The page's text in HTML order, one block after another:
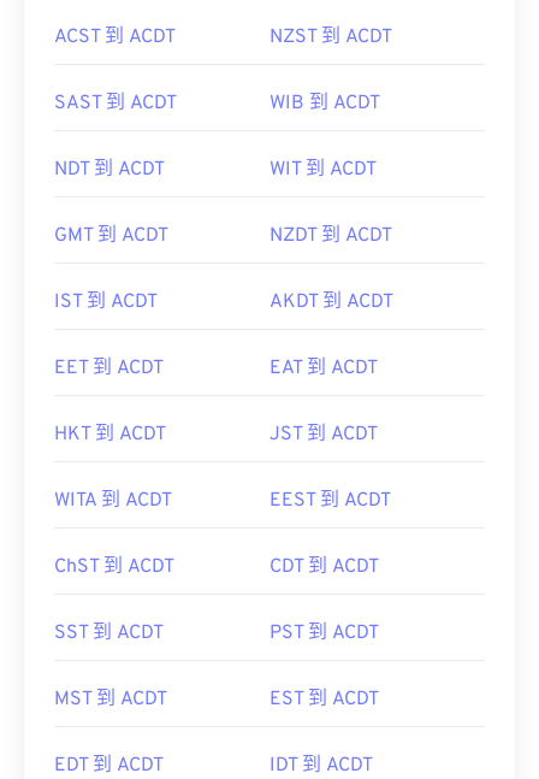
ACST 到 ACDT NZST 到 ACDT
SAST 到 ACDT WIB 到 ACDT
NDT 到 ACDT WIT 到 ACDT
GMT 到 ACDT NZDT 到 ACDT
IST 到 ACDT AKDT 到 ACDT
EET 到 ACDT EAT 到 ACDT
HKT 到 ACDT JST 到 ACDT
WITA 到 ACDT EEST 到 ACDT
ChST 到 ACDT CDT 到 ACDT
SST 到 ACDT PST 到 ACDT
MST 到 ACDT EST 到 ACDT
EDT 到 ACDT IDT 到 ACDT